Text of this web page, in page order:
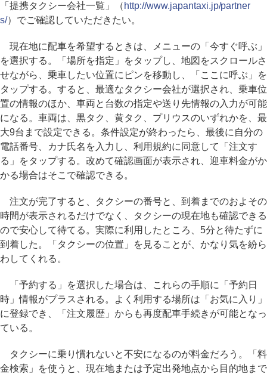
「提携タクシー会社一覧」（ http://www.japantaxi.jp/partner
s/）でご確認していただきたい。
現在地に配車を希望するときは、メニューの「今すぐ呼ぶ」
を選択する。「場所を指定」をタップし、地図をスクロールさ
せながら、乗車したい位置にピンを移動し、「ここに呼ぶ」を
タップする。すると、最適なタクシー会社が選択され、乗車位
置の情報のほか、車両と台数の指定や送り先情報の入力が可能
になる。車両は、黒タク、黄タク、プリウスのいずれかを、最
大9台まで設定できる。条件設定が終わったら、最後に自分の
電話番号、カナ氏名を入力し、利用規約に同意して「注文す
る」をタップする。改めて確認画面が表示され、迎車料金がか
かる場合はそこで確認できる。
注文が完了すると、タクシーの番号と、到着までのおよその
時間が表示されるだけでなく、タクシーの現在地も確認できる
ので安心して待てる。実際に利用したところ、5分と待たずに
到着した。「タクシーの位置」を見ることが、かなり気を紛ら
わしてくれる。
「予約する」を選択した場合は、これらの手順に「予約日
時」情報がプラスされる。よく利用する場所は「お気に入り」
に登録でき、「注文履歴」からも再度配車手続きが可能となっ
ている。
タクシーに乗り慣れないと不安になるのが料金だろう。「料
金検索」を使うと、現在地または予定出発地点から目的地まで